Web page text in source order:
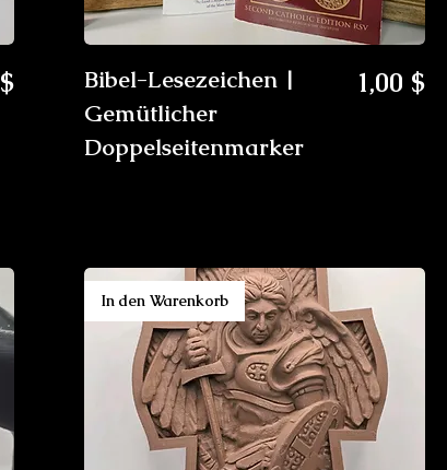
Bibel-Lesezeichen |
Gemütlicher
Doppelseitenmarker
Preis
1,00 $
In den Warenkorb